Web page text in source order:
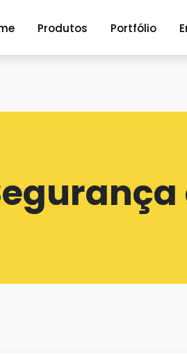
Produtos Portfólio